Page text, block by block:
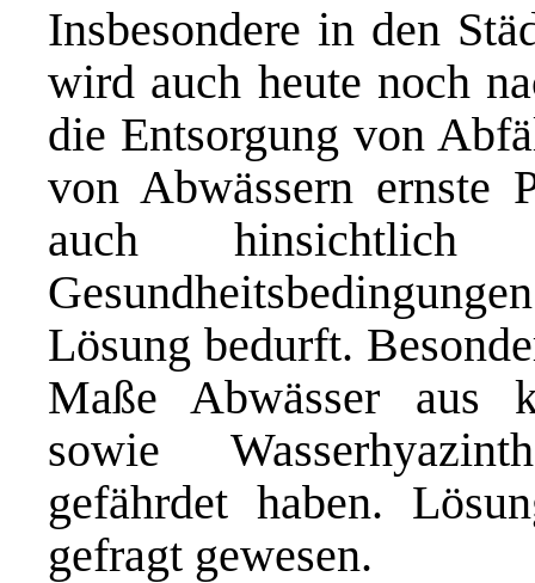
Insbesondere in den
wird auch heute noch
die Entsorgung von
von Abwässern ernste
auch hinsichtlich
Lösung bedurft.
Maße Abwässer aus
sowie
gefährdet haben.
gefragt gewesen.